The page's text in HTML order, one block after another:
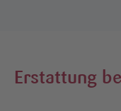
Erstattung